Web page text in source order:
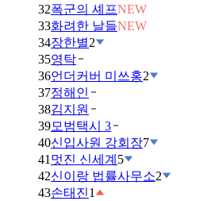
32폭군의 셰프NEW
33화려한 날들NEW
34장한별2
35영탁
36언더커버 미쓰홍2
37정해인
38김지원
39모범택시 3
40신입사원 강회장7
41 멋진 신세계 5
42신이랑 법률사무소2
43손태진1